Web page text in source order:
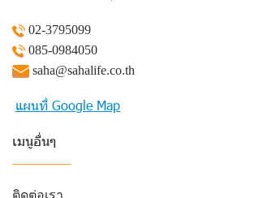
02-3795099
085-0984050
saha@sahalife.co.th
แผนที่ Google Map
เมนูอื่นๆ
ติดต่อเรา